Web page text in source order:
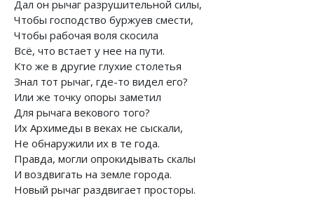
Дал он рычаг разрушительной силы,
Чтобы господство буржуев смести,
Чтобы рабочая воля скосила
Всё, что встает у нее на пути.
Кто же в другие глухие столетья
Знал тот рычаг, где-то видел его?
Или же точку опоры заметил
Для рычага векового того?
Их Архимеды в веках не сыскали,
Не обнаружили их в те года.
Правда, могли опрокидывать скалы
И воздвигать на земле города.
Новый рычаг раздвигает просторы.